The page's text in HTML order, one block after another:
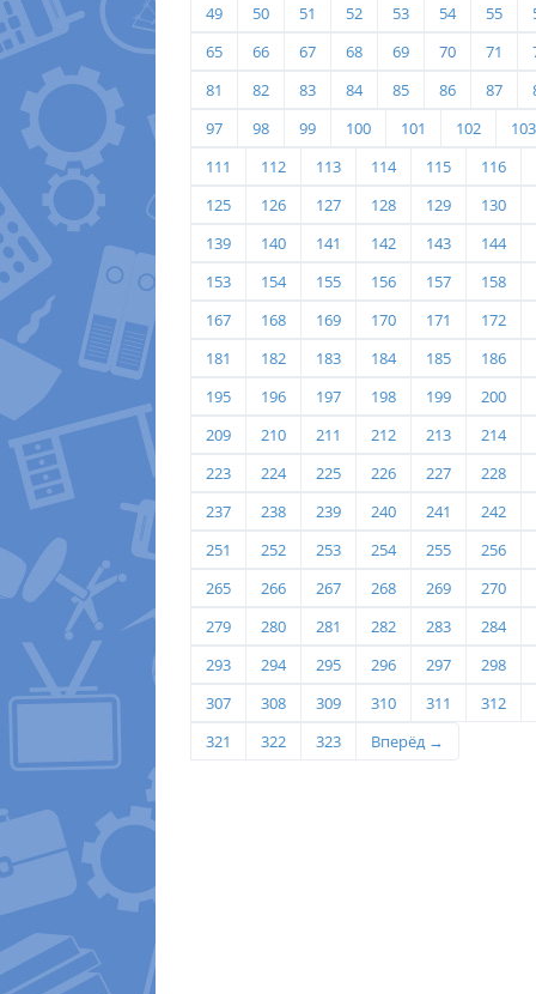
49
50 51 52 53 54 55
65
66 67 68 69 70 71
81
82 83 84 85 86 87
97
98 99 100 101 102
103
111
112 113 114 115
116
125
126 127 128 129
130
139
140 141 142 143
144
153
154 155 156 157
158
167
168 169 170 171
172
181
182 183 184 185
186
195
196 197 198 199
200
209
210 211 212 213
214
223
224 225 226 227
228
237
238 239 240 241
242
251
252 253 254 255
256
265
266 267 268 269
270
279
280 281 282 283
284
293
294 295 296 297
298
307
308 309 310 311
312
321
322 323 Вперёд →